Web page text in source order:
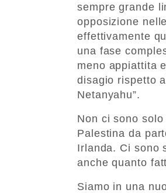
sempre grande
opposizione
effettivamente
una fase
meno appiattita
disagio rispetto
Netanyahu”.
Non ci sono
Palestina da
Irlanda. Ci sono
anche quanto
Siamo in una